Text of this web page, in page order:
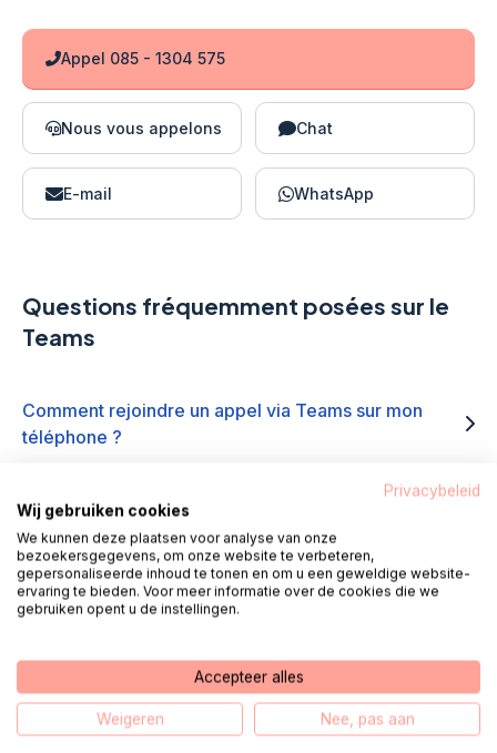
Appel 085 - 1304 575
Nous vous appelons Chat
E-mail WhatsApp
Questions fréquemment posées sur le
Teams
Comment rejoindre un appel via Teams sur mon
téléphone ?
Helpdesk Digital Care rapproche
les soins à distance
Notre histoire
Privacybeleid
Wij gebruiken cookies
We kunnen deze plaatsen voor analyse van onze
bezoekersgegevens, om onze website te verbeteren,
gepersonaliseerde inhoud te tonen en om u een geweldige website-
ervaring te bieden. Voor meer informatie over de cookies die we
gebruiken opent u de instellingen.
Accepteer alles
Weigeren Nee, pas aan